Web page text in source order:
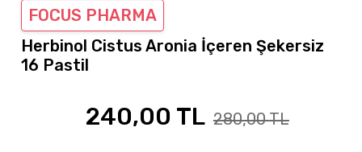
FOCUS PHARMA
Herbinol Cistus Aronia İçeren Şekersiz
16 Pastil
240,00 TL 280,00 TL